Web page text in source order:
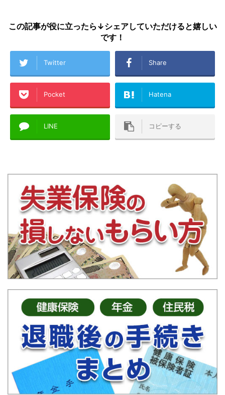
この記事が役に立ったら↓シェアしていただけると嬉しい
です！
Twitter Share
Pocket Hatena
LINE コピーする